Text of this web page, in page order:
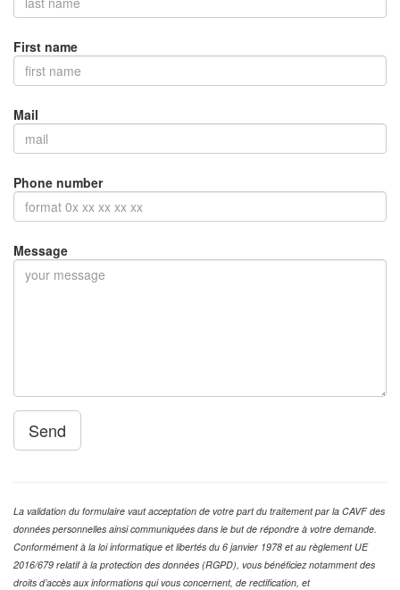
First name
Mail
Phone number
Message
Send
La validation du formulaire vaut acceptation de votre part du traitement par la CAVF des
données personnelles ainsi communiquées dans le but de répondre à votre demande.
Conformément à la loi informatique et libertés du 6 janvier 1978 et au règlement UE
2016/679 relatif à la protection des données (RGPD), vous bénéficiez notamment des
droits d’accès aux informations qui vous concernent, de rectification, et